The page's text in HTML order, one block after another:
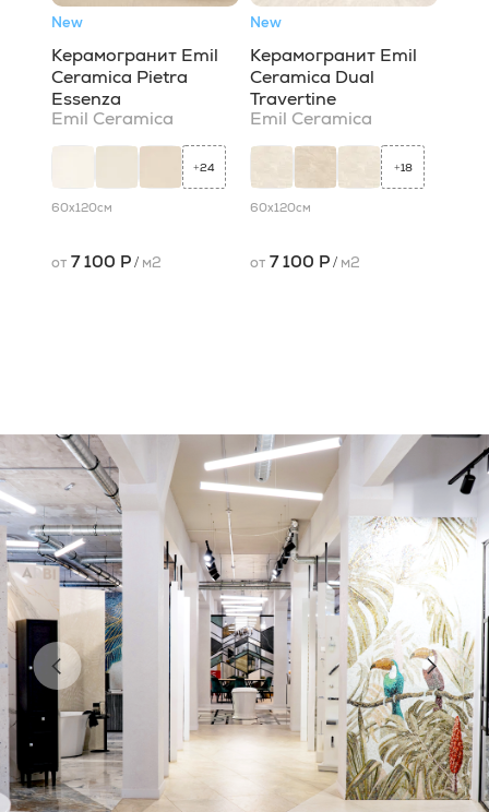
New
Керамогранит Emil
Ceramica Pietra
Essenza
Emil Ceramica
+24
60x120см
от 7 100 Р/ м2
New
Керамогранит Emil
Ceramica Dual
Travertine
Emil Ceramica
+18
60x120см
от 7 100 Р/ м2